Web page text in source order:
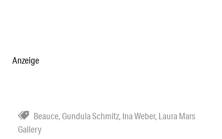
Anzeige
Beauce, Gundula Schmitz, Ina Weber, Laura Mars
Gallery